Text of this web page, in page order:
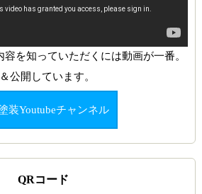
を知っていただくには動画が一番。
公開しています。
装Youtubeチャンネル
QRコード